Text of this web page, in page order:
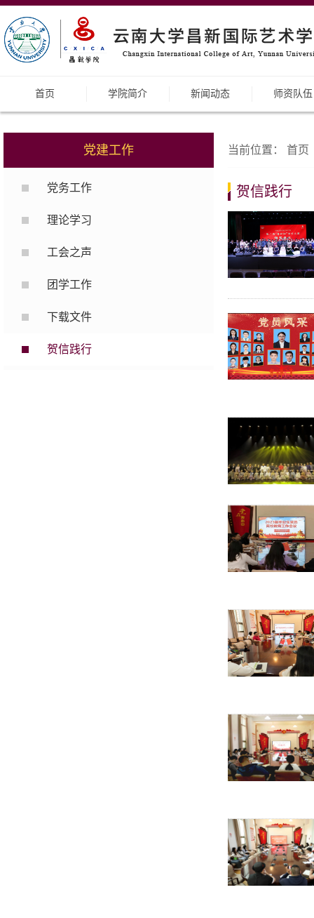
首页 学院简介 新闻动态 师资队伍
党建工作
党务工作
理论学习
工会之声
团学工作
下载文件
贺信践行
当前位置： 首页
贺信践行